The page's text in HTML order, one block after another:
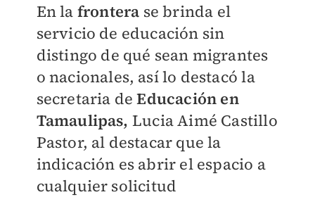
En la frontera se brinda el
servicio de educación sin
distingo de qué sean migrantes
o nacionales, así lo destacó la
secretaria deEducación en
Tamaulipas, Lucia Aimé Castillo
Pastor, al destacar que la
indicación es abrir el espacio a
cualquier solicitud